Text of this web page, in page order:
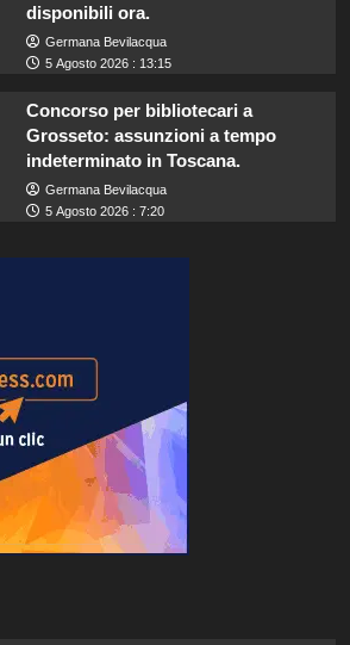
disponibili ora.
Germana Bevilacqua
5 Agosto 2026 : 13:15
Concorso per bibliotecari a
Grosseto: assunzioni a tempo
indeterminato in Toscana.
Germana Bevilacqua
5 Agosto 2026 : 7:20